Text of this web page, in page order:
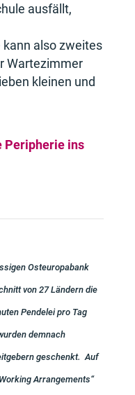
ausfällt,
kann also zweites
Wartezimmer
kleinen und
Peripherie ins
Osteuropabank
von 27 Ländern die
Pendelei pro Tag
demnach
geschenkt. Auf
Arrangements“